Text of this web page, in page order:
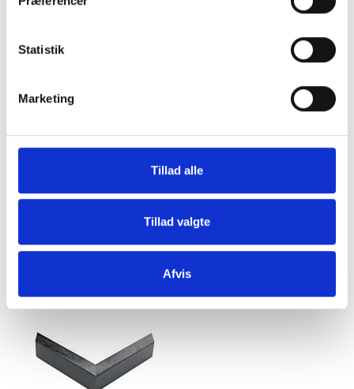
Statistik
Marketing
Tillad alle
Tillad valgte
Afvis
med sort kant - Type 5720-06
metallic - Type 5720-08